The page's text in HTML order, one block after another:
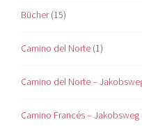
Bücher(15)
Camino del Norte (1)
Camino del Norte –
Camino Francés – Jakobsweg